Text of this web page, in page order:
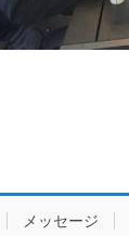
メッセージ